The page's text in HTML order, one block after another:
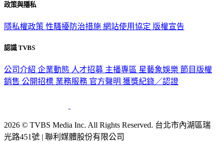
政策與隱私
隱私權政策 性騷擾防治措施 網站使用協定 版權宣告
認識 TVBS
公司介紹 企業動態 人才招募 主播專區 星藝象娛樂 節目版權
銷售 公開招標 業務服務 官方聲明 獲獎紀錄／認證
2026 © TVBS Media Inc. All Rights Reserved. 台北市內湖區瑞
光路451號 | 聯利媒體股份有限公司